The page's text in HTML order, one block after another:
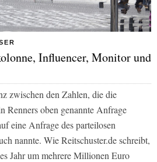
Influencer, Monitor und
zwischen den Zahlen, die die
Renners oben genannte Anfrage
eine Anfrage des parteilosen
nannte. WieReitschuster.deschreibt,
Jahr um mehrere Millionen Euro